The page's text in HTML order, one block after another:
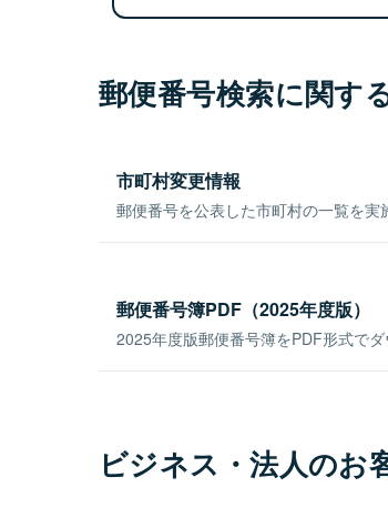
郵便番号検索に関す
市町村変更情報
郵便番号を公表した市町村の一覧を実
郵便番号簿PDF（2025年度版）
2025年度版郵便番号簿をPDF形式でダ
ビジネス・法人のお